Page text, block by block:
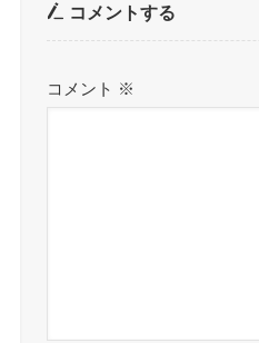
コメントする
コメント ※